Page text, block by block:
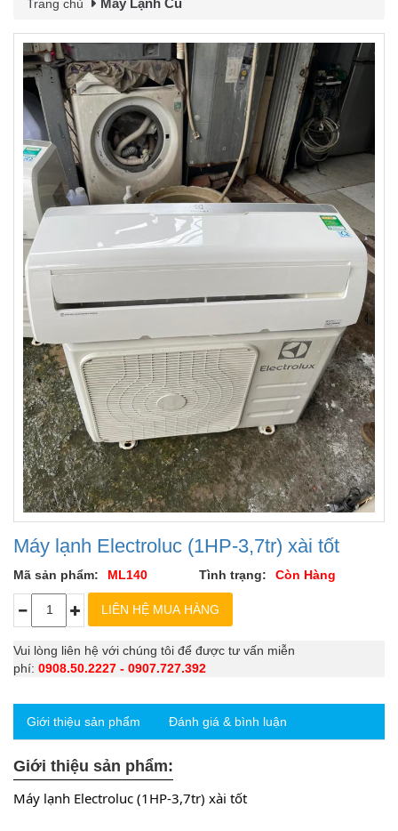
Trang chủ Máy Lạnh Cũ
Máy lạnh Electroluc (1HP-3,7tr) xài tốt
Mã sản phẩm: ML140 Tình trạng: Còn Hàng
Vui lòng liên hệ với chúng tôi để được tư vấn miễn
phí: 0908.50.2227 - 0907.727.392
Giới thiệu sản phẩm Đánh giá & bình luận
Giới thiệu sản phẩm:
Máy lạnh Electroluc (1HP-3,7tr) xài tốt